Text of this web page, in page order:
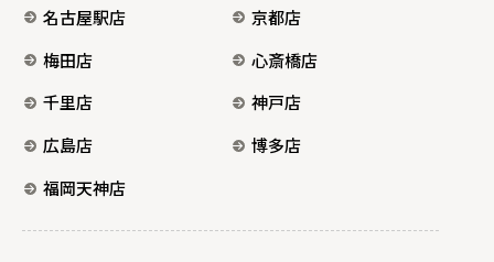
名古屋駅店
京都店
梅田店
心斎橋店
千里店
神戸店
広島店
博多店
福岡天神店